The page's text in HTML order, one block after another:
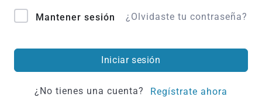
Mantener sesión ¿Olvidaste tu contraseña?
Iniciar sesión
¿No tienes una cuenta? Regístrate ahora